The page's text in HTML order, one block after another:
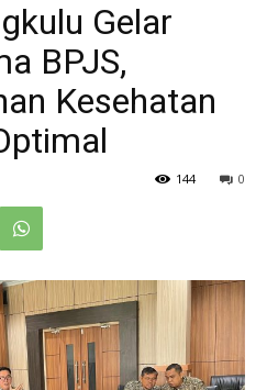
Gelar
BPJS,
Kesehatan
0
144